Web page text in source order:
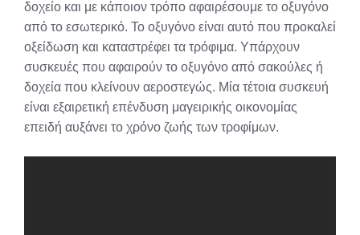
δοχείο και με κάποιον τρόπο αφαιρέσουμε το οξυγόνο
από το εσωτερικό. Το οξυγόνο είναι αυτό που προκαλεί
οξείδωση και καταστρέφει τα τρόφιμα. Υπάρχουν
συσκευές που αφαιρούν το οξυγόνο από σακούλες ή
δοχεία που κλείνουν αεροστεγώς. Μία τέτοια συσκευή
είναι εξαιρετική επένδυση μαγειρικής οικονομίας
επειδή αυξάνει το χρόνο ζωής των τροφίμων.